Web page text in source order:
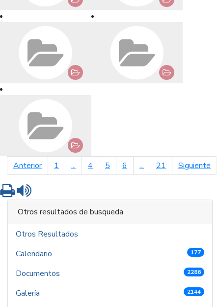
Anteriorpágina anterior
1 ... 4 5 6 ... 21 Siguiente
Imprimir
Otros resultados de busqueda
Otros Resultados
Calendario
177
Documentos 2286
Galería 2144